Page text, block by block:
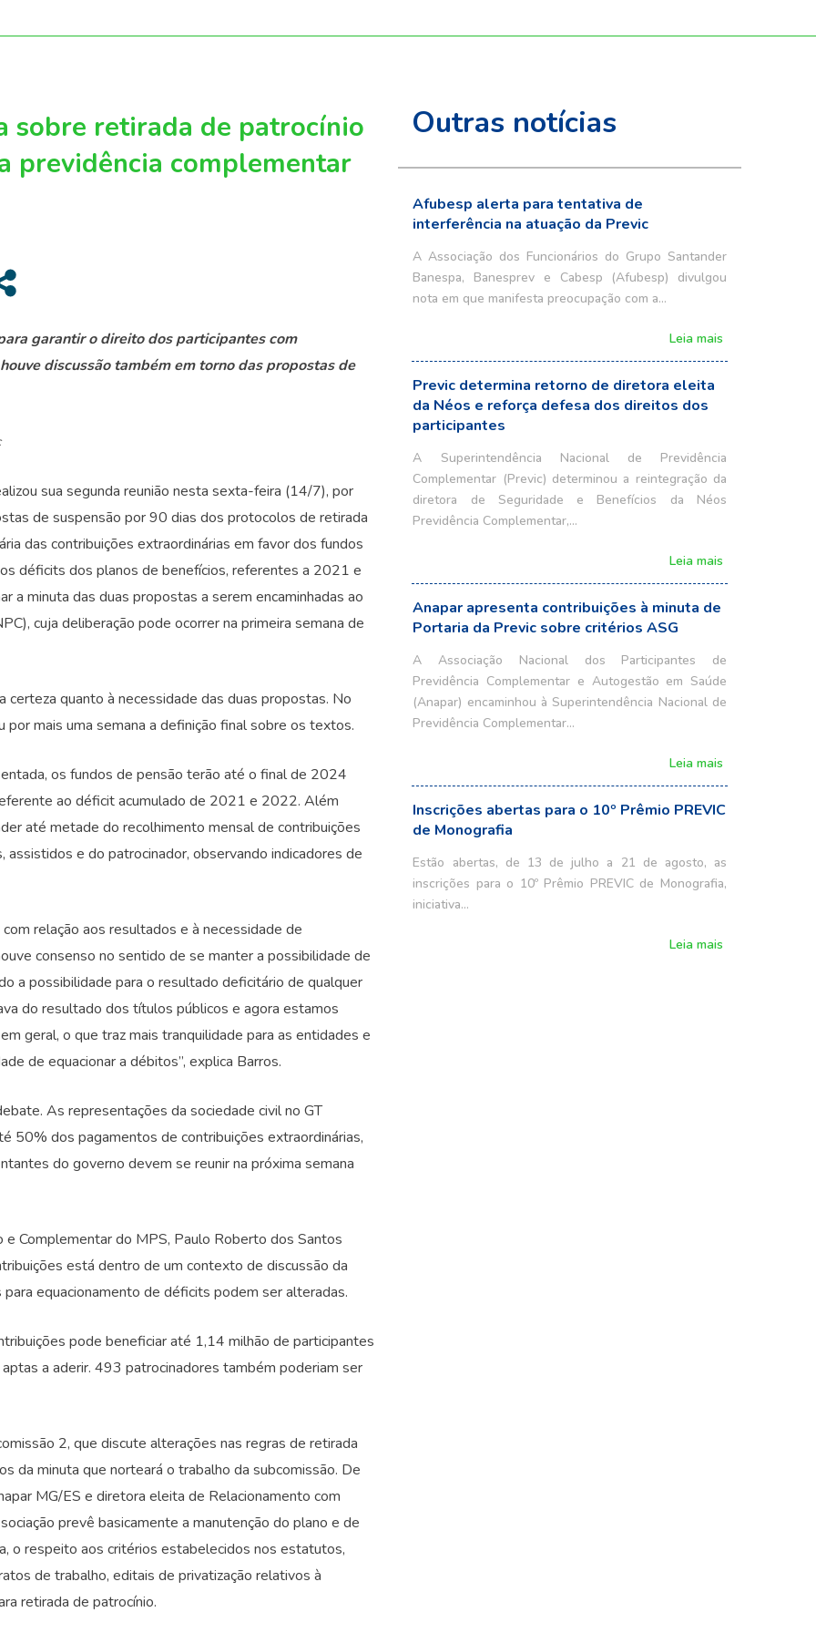
sobre retirada de patrocínio
previdência complementar
garantir o direito dos participantes com
discussão também em torno das propostas de
sua segunda reunião nesta sexta-feira (14/7), por
de suspensão por 90 dias dos protocolos de retirada
das contribuições extraordinárias em favor dos fundos
déficits dos planos de benefícios, referentes a 2021 e
a minuta das duas propostas a serem encaminhadas ao
cuja deliberação pode ocorrer na primeira semana de
quanto à necessidade das duas propostas. No
por mais uma semana a definição final sobre os textos.
os fundos de pensão terão até o final de 2024
ao déficit acumulado de 2021 e 2022. Além
até metade do recolhimento mensal de contribuições
e do patrocinador, observando indicadores de
relação aos resultados e à necessidade de
consenso no sentido de se manter a possibilidade de
a possibilidade para o resultado deficitário de qualquer
do resultado dos títulos públicos e agora estamos
geral, o que traz mais tranquilidade para as entidades e
de equacionar a débitos”, explica Barros.
As representações da sociedade civil no GT
50% dos pagamentos de contribuições extraordinárias,
do governo devem se reunir na próxima semana
Complementar do MPS, Paulo Roberto dos Santos
está dentro de um contexto de discussão da
equacionamento de déficits podem ser alteradas.
pode beneficiar até 1,14 milhão de participantes
a aderir. 493 patrocinadores também poderiam ser
2, que discute alterações nas regras de retirada
da minuta que norteará o trabalho da subcomissão. De
MG/ES e diretora eleita de Relacionamento com
prevê basicamente a manutenção do plano e de
o respeito aos critérios estabelecidos nos estatutos,
de trabalho, editais de privatização relativos à
retirada de patrocínio.
Outras notícias
Afubesp alerta para tentativa de
interferência na atuação da Previc
A Associação dos Funcionários do Grupo Santander
Banespa, Banesprev e Cabesp (Afubesp) divulgou
nota em que manifesta preocupação com a…
Leia mais
Previc determina retorno de diretora eleita
da Néos e reforça defesa dos direitos dos
participantes
A Superintendência Nacional de Previdência
Complementar (Previc) determinou a reintegração da
diretora de Seguridade e Benefícios da Néos
Previdência Complementar,…
Leia mais
Anapar apresenta contribuições à minuta de
Portaria da Previc sobre critérios ASG
A Associação Nacional dos Participantes de
Previdência Complementar e Autogestão em Saúde
(Anapar) encaminhou à Superintendência Nacional de
Previdência Complementar…
Leia mais
Inscrições abertas para o 10º Prêmio PREVIC
de Monografia
Estão abertas, de 13 de julho a 21 de agosto, as
inscrições para o 10º Prêmio PREVIC de Monografia,
iniciativa…
Leia mais